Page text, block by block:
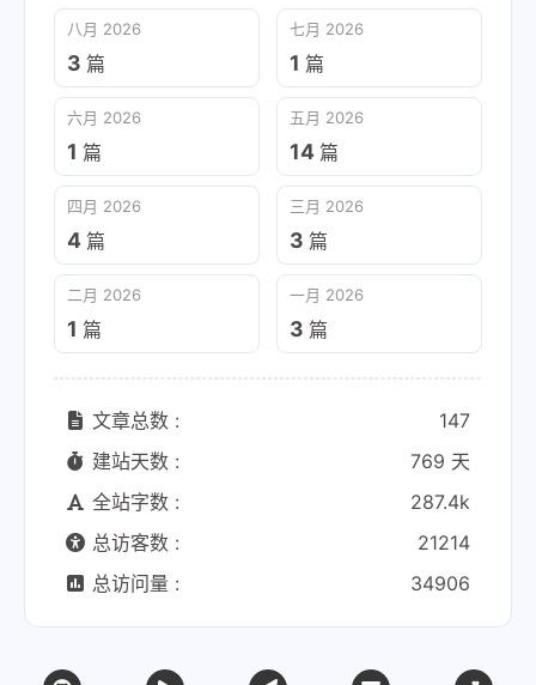
八月 2026
3 篇
七月 2026
1 篇
六月 2026
1 篇
五月 2026
14 篇
四月 2026
4 篇
三月 2026
3 篇
二月 2026
1 篇
一月 2026
3 篇
文章总数 :
147
建站天数 :
769 天
全站字数 :
287.4k
总访客数 :
21214
总访问量 :
34906